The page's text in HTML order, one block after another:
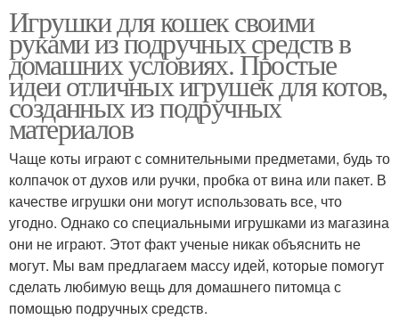
Игрушки для кошек своими
руками из подручных средств в
домашних условиях. Простые
идеи отличных игрушек для котов,
созданных из подручных
материалов
Чаще коты играют с сомнительными предметами, будь то
колпачок от духов или ручки, пробка от вина или пакет. В
качестве игрушки они могут использовать все, что
угодно. Однако со специальными игрушками из магазина
они не играют. Этот факт ученые никак объяснить не
могут. Мы вам предлагаем массу идей, которые помогут
сделать любимую вещь для домашнего питомца с
помощью подручных средств.